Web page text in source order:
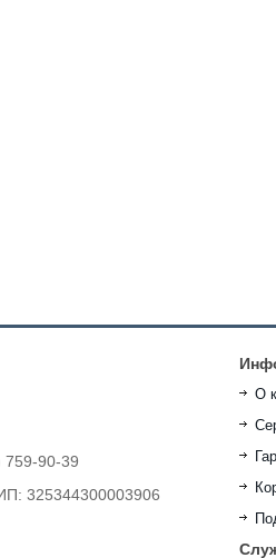
90-39
325344300003906
О